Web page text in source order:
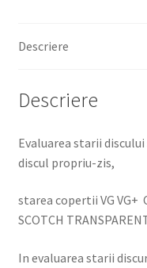
Descriere
Descriere
Evaluarea starii
discul propriu-zis,
starea copertii VG VG+
SCOTCH
In evaluarea starii